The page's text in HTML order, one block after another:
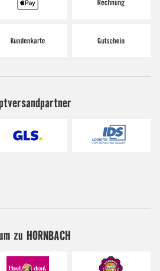
zu HORNBACH